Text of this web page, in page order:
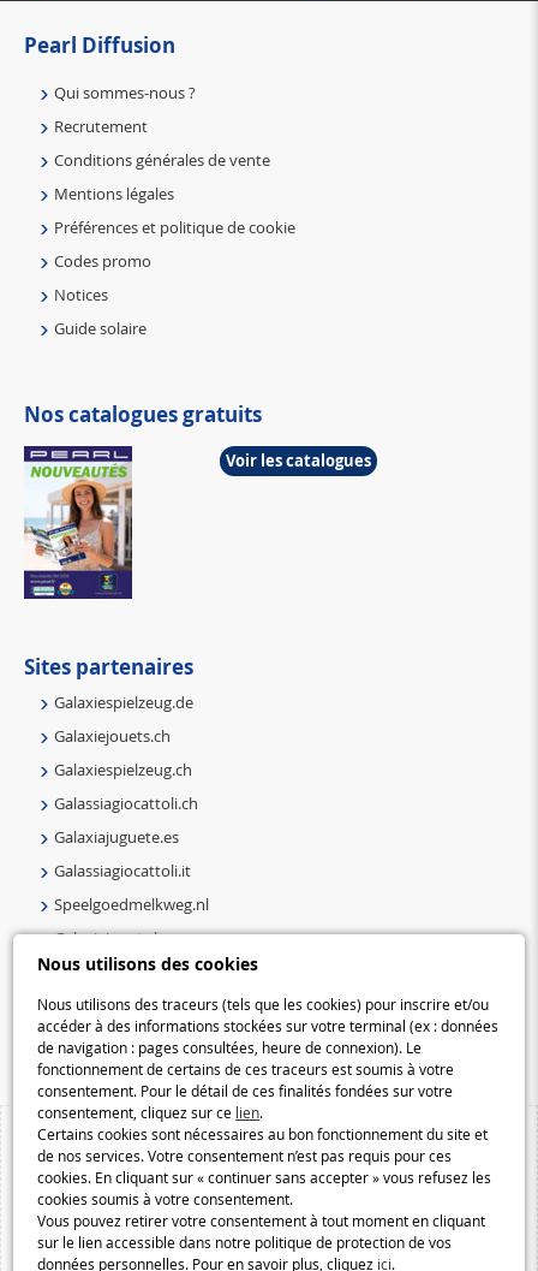
Nous utilisons des cookies
Nous utilisons des traceurs (tels que les cookies) pour inscrire et/ou
accéder à des informations stockées sur votre terminal (ex : données
de navigation : pages consultées, heure de connexion). Le
fonctionnement de certains de ces traceurs est soumis à votre
consentement. Pour le détail de ces finalités fondées sur votre
consentement, cliquez sur ce lien.
Certains cookies sont nécessaires au bon fonctionnement du site et
de nos services. Votre consentement n’est pas requis pour ces
cookies. En cliquant sur « continuer sans accepter » vous refusez les
cookies soumis à votre consentement.
Vous pouvez retirer votre consentement à tout moment en cliquant
sur le lien accessible dans notre politique de protection de vos
données personnelles. Pour en savoir plus, cliquez ici.
Pearl Diffusion
Qui sommes-nous ?
Recrutement
Conditions générales de vente
Mentions légales
Préférences et politique de cookie
Codes promo
Notices
Guide solaire
Nos catalogues gratuits
Voir les catalogues
Sites partenaires
Galaxiespielzeug.de
Galaxiejouets.ch
Galaxiespielzeug.ch
Galassiagiocattoli.ch
Galaxiajuguete.es
Galassiagiocattoli.it
Speelgoedmelkweg.nl
Galaxiejouets.be
Galaxiespielzeug.be
Speelgoedmelkweg.be
Macway.com